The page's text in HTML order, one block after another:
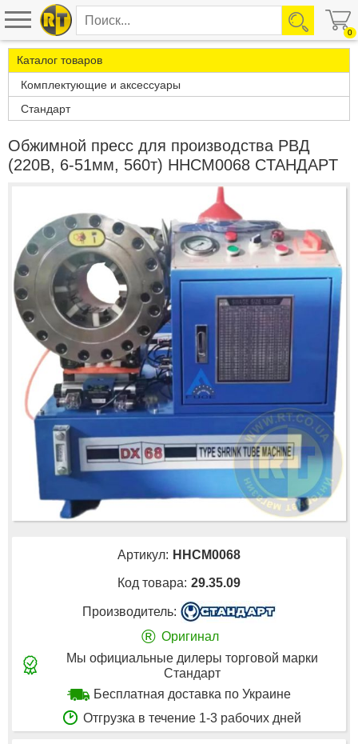
0
Каталог товаров
Комплектующие и аксессуары
Стандарт
Oбжимнoй пpecc для пpoизвoдcтвa PBД
(220B, 6-51мм, 560т) HHCM0068 CTAHДAPT
Артикул: HHCM0068
Код товара: 29.35.09
Производитель:
® Оригинал
Мы официальные дилеры торговой марки
Стандарт
Бесплатная доставка по Украине
Отгрузка в течение 1-3 рабочих дней